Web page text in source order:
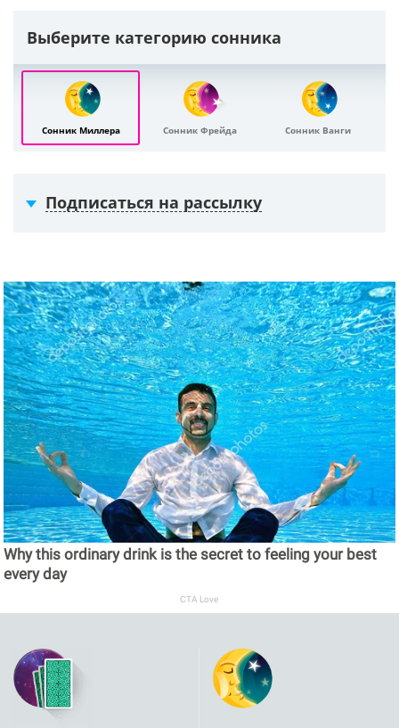
Выберите категорию сонника
Сонник Миллера Сонник Фрейда Сонник Ванги
Подписаться на рассылку
Why this ordinary drink is the secret to feeling your best
every day
CTA Love